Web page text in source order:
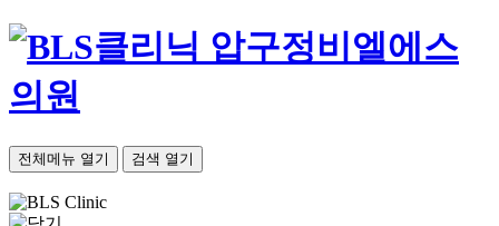
압구정비엘에스
의원
전체메뉴 열기 검색 열기